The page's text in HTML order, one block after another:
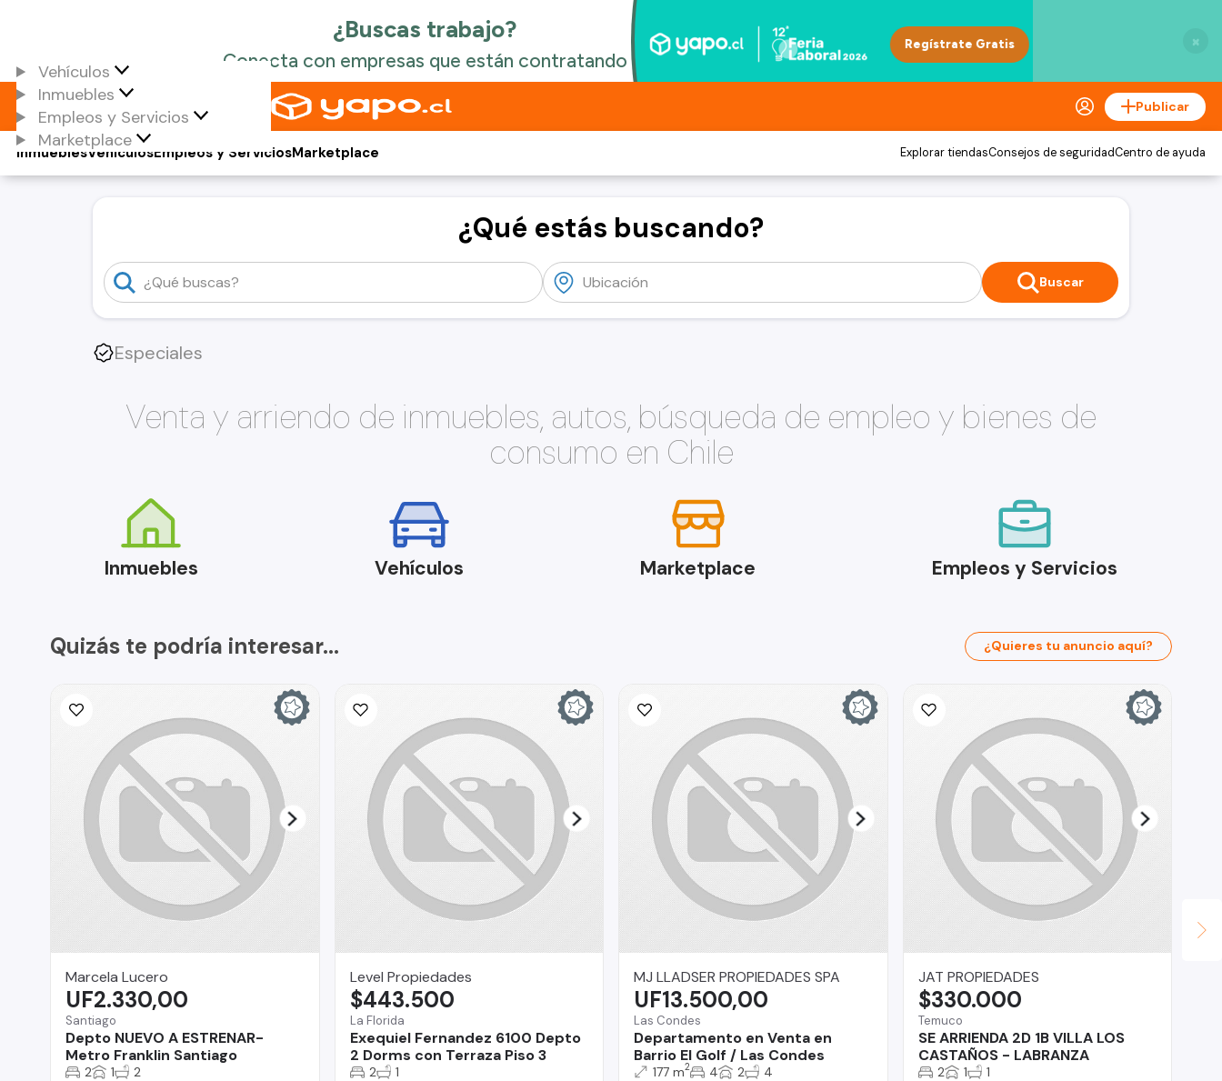
×
Vehículos
Inmuebles
Empleos y Servicios
Marketplace
Publicar
Vehículos
Inmuebles Empleos y ServiciosMarketplace Explorar tiendasConsejos de seguridadCentro de ayuda
¿Qué estás buscando?
Buscar
Especiales
Venta y arriendo de inmuebles, autos, búsqueda de empleo y bienes de
consumo en Chile
Inmuebles Vehículos Marketplace Empleos y Servicios
Quizás te podría interesar... ¿Quieres tu anuncio aquí?
Marcela Lucero
Santiago
Depto NUEVO A ESTRENAR-
Metro Franklin Santiago
UF2.330,00
2 1 2
Level Propiedades
La Florida
Exequiel Fernandez 6100 Depto
2 Dorms con Terraza Piso 3
$443.500
2 1
MJ LLADSER PROPIEDADES SPA
Las Condes
Departamento en Venta en
Barrio El Golf / Las Condes
UF13.500,00
177 m2 4 2 4
JAT PROPIEDADES
Temuco
SE ARRIENDA 2D 1B VILLA LOS
CASTAÑOS - LABRANZA
$330.000
2 1 1